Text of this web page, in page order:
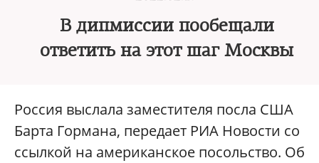
В дипмиссии пообещали
ответить на этот шаг Москвы
Россия выслала заместителя посла США
Барта Гормана, передает РИА Новости со
ссылкой на американское посольство. Об